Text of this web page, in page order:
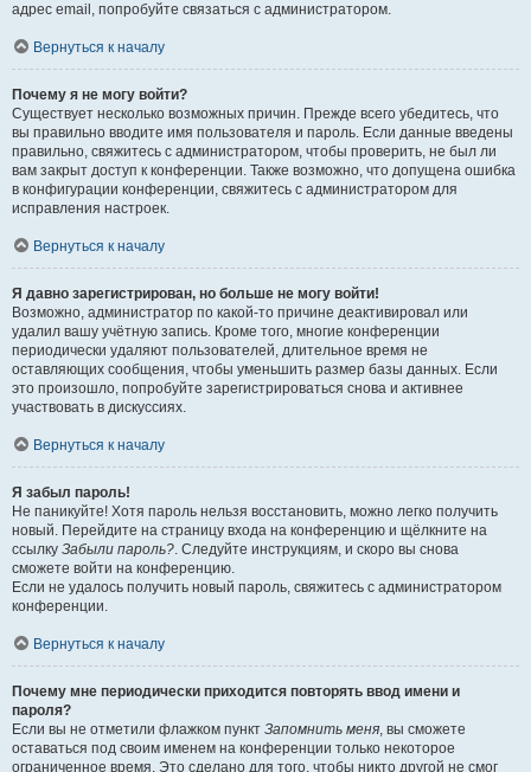
адрес email, попробуйте связаться с администратором.
Вернуться к началу
Почему я не могу войти?
Существует несколько возможных причин. Прежде всего убедитесь, что
вы правильно вводите имя пользователя и пароль. Если данные введены
правильно, свяжитесь с администратором, чтобы проверить, не был ли
вам закрыт доступ к конференции. Также возможно, что допущена ошибка
в конфигурации конференции, свяжитесь с администратором для
исправления настроек.
Вернуться к началу
Я давно зарегистрирован, но больше не могу войти!
Возможно, администратор по какой-то причине деактивировал или
удалил вашу учётную запись. Кроме того, многие конференции
периодически удаляют пользователей, длительное время не
оставляющих сообщения, чтобы уменьшить размер базы данных. Если
это произошло, попробуйте зарегистрироваться снова и активнее
участвовать в дискуссиях.
Вернуться к началу
Я забыл пароль!
Не паникуйте! Хотя пароль нельзя восстановить, можно легко получить
новый. Перейдите на страницу входа на конференцию и щёлкните на
ссылку Забыли пароль?. Следуйте инструкциям, и скоро вы снова
сможете войти на конференцию.
Если не удалось получить новый пароль, свяжитесь с администратором
конференции.
Вернуться к началу
Почему мне периодически приходится повторять ввод имени и
пароля?
Если вы не отметили флажком пункт Запомнить меня, вы сможете
оставаться под своим именем на конференции только некоторое
ограниченное время. Это сделано для того, чтобы никто другой не смог